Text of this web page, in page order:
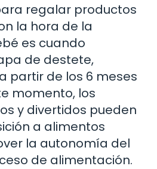
regalar productos
la hora de la
es cuando
de destete,
partir de los 6 meses
momento, los
y divertidos pueden
a alimentos
la autonomía del
de alimentación.